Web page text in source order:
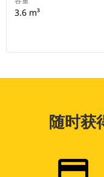
3.6 m³
随时获